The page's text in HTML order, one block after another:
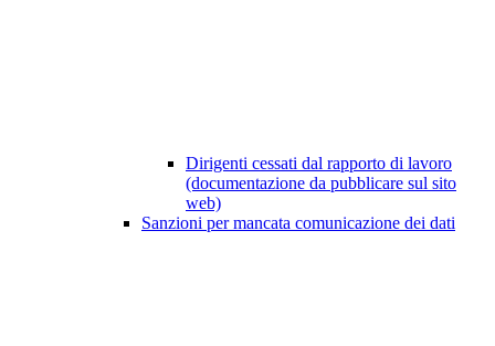
Dirigenti cessati dal rapporto di lavoro
(documentazione da pubblicare sul sito
web)
Sanzioni per mancata comunicazione dei dati